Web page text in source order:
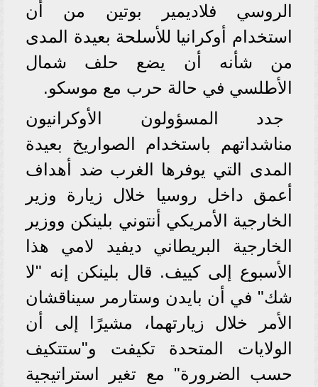
الروسي فلاديمير بوتين من أن
استخدام أوكرانيا للأسلحة بعيدة المدى
من شأنه أن يضع حلف شمال
الأطلسي في حالة حرب مع موسكو.
جدد المسؤولون الأوكرانيون
مناشداتهم باستخدام الصواريخ بعيدة
المدى التي يوفرها الغرب ضد أهداف
أعمق داخل روسيا خلال زيارة وزير
الخارجية الأمريكي أنتوني بلينكن ووزير
الخارجية البريطاني ديفيد لامي هذا
الأسبوع إلى كييف. قال بلينكن إنه "لا
شك" في أن بايدن وستارمر سيناقشان
الأمر خلال زيارتهما، مشيرًا إلى أن
الولايات المتحدة تكيفت و"ستتكيف
حسب الضرورة" مع تغير استراتيجية